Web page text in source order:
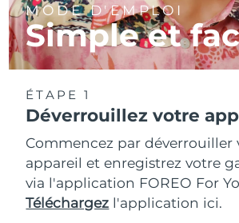
MODE D'EMPLOI
Simple et
ÉTAPE 1
Déverrouillez votre
Commencez par déverrouiller
appareil et enregistrez votre
via l'application FOREO For
Téléchargez l'application ici.